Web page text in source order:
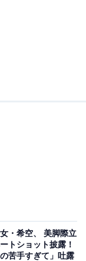
・希空、 美脚際立
トショット披露！
の苦手すぎて」吐露